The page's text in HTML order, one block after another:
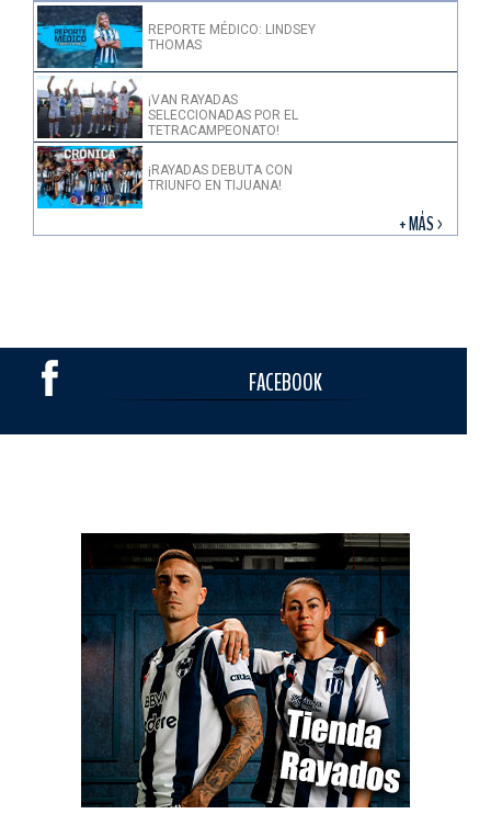
REPORTE MÉDICO: LINDSEY
THOMAS
¡VAN RAYADAS
SELECCIONADAS POR EL
TETRACAMPEONATO!
¡RAYADAS DEBUTA CON
TRIUNFO EN TIJUANA!
+ MÁS >
FACEBOOK